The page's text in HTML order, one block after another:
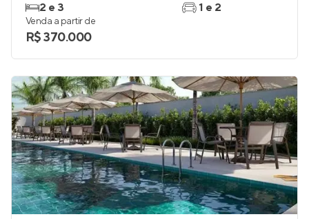
2 e 3
1 e 2
Venda a partir de
R$ 370.000